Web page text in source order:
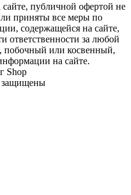
публичной офертой не
приняты все меры по
содержащейся на сайте,
за любой
побочный или косвенный,
на сайте.
Shop